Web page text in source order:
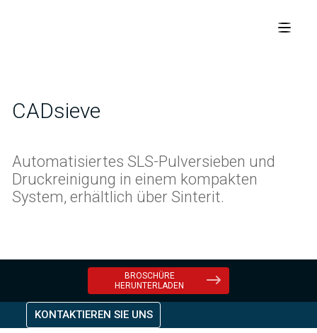
CADsieve
Automatisiertes SLS-Pulversieben und
Druckreinigung in einem kompakten
System, erhältlich über Sinterit.
BROSCHÜRE
HERUNTERLADEN
KONTAKTIEREN SIE UNS